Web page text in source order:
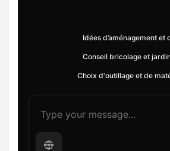
Idées d’aménagement et
Conseil bricolage et
Choix d'outillage et de